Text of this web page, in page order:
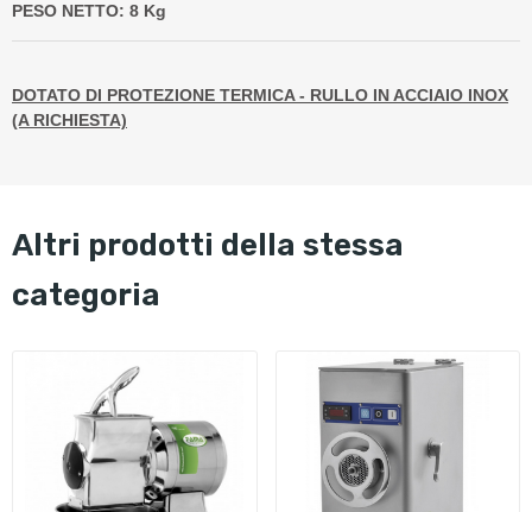
PESO NETTO: 8 Kg
DOTATO DI PROTEZIONE TERMICA - RULLO IN ACCIAIO INOX
(A RICHIESTA)
altri prodotti della stessa
categoria